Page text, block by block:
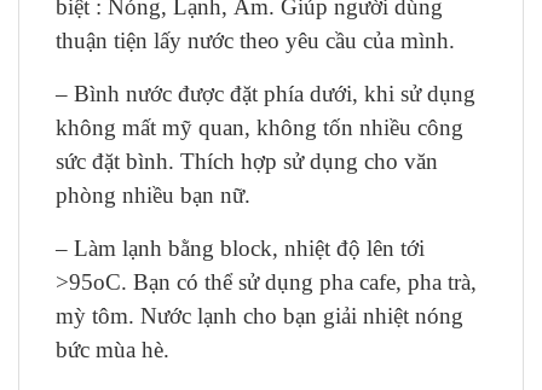
biệt : Nóng, Lạnh, Ấm. Giúp người dùng
thuận tiện lấy nước theo yêu cầu của mình.
– Bình nước được đặt phía dưới, khi sử dụng
không mất mỹ quan, không tốn nhiều công
sức đặt bình. Thích hợp sử dụng cho văn
phòng nhiều bạn nữ.
– Làm lạnh bằng block, nhiệt độ lên tới
>95oC. Bạn có thể sử dụng pha cafe, pha trà,
mỳ tôm. Nước lạnh cho bạn giải nhiệt nóng
bức mùa hè.